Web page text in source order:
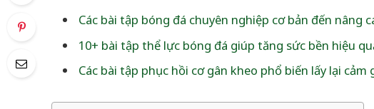
Các bài tập bóng đá chuyên nghiệp cơ bản đến nâng
10+ bài tập thể lực bóng đá giúp tăng sức bền hiệu
Các bài tập phục hồi cơ gân kheo phổ biến lấy lại cảm